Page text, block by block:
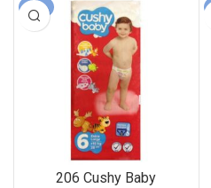
-6%
206 Cushy Baby